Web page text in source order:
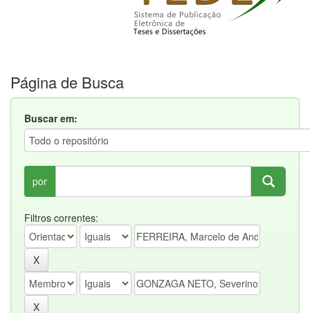
Página de Busca
Buscar em:
por
Filtros correntes: